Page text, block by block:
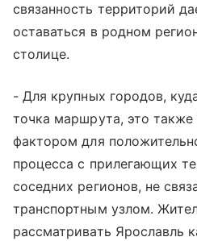
связанность территорий
оставаться в родном
столице.
- Для крупных городов,
точка маршрута, это также
фактором для
процесса с прилегающих
соседних регионов, не
транспортным узлом.
рассматривать Ярославль